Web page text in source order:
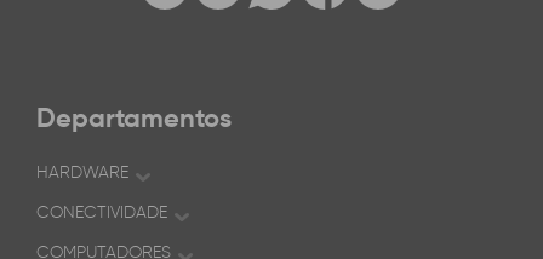
Departamentos
HARDWARE
CONECTIVIDADE
COMPUTADORES